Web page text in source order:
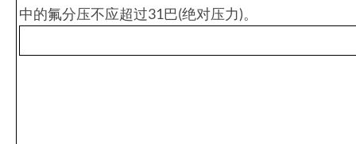
中的氟分压不应超过31巴(绝对压力)。